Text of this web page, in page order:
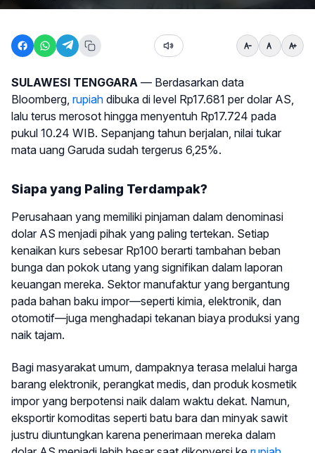
SULAWESI TENGGARA — Berdasarkan data
Bloomberg, rupiah dibuka di level Rp17.681 per dolar AS,
lalu terus merosot hingga menyentuh Rp17.724 pada
pukul 10.24 WIB. Sepanjang tahun berjalan, nilai tukar
mata uang Garuda sudah tergerus 6,25%.
Siapa yang Paling Terdampak?
Perusahaan yang memiliki pinjaman dalam denominasi
dolar AS menjadi pihak yang paling tertekan. Setiap
kenaikan kurs sebesar Rp100 berarti tambahan beban
bunga dan pokok utang yang signifikan dalam laporan
keuangan mereka. Sektor manufaktur yang bergantung
pada bahan baku impor—seperti kimia, elektronik, dan
otomotif—juga menghadapi tekanan biaya produksi yang
naik tajam.
Bagi masyarakat umum, dampaknya terasa melalui harga
barang elektronik, perangkat medis, dan produk kosmetik
impor yang berpotensi naik dalam waktu dekat. Namun,
eksportir komoditas seperti batu bara dan minyak sawit
justru diuntungkan karena penerimaan mereka dalam